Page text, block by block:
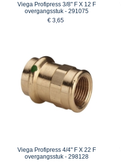
Viega Profipress 3/8" F X 12 F
overgangsstuk - 291075
€ 3,65
Viega Profipress 4/4" F X 22 F
overgangsstuk - 298128